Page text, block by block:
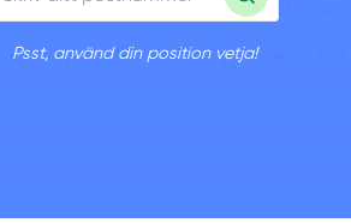
Psst, använd din position vetja!